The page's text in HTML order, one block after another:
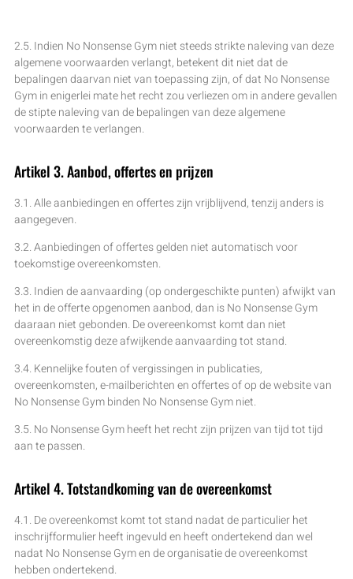
2.5. Indien No Nonsense Gym niet steeds strikte naleving van deze
algemene voorwaarden verlangt, betekent dit niet dat de
bepalingen daarvan niet van toepassing zijn, of dat No Nonsense
Gym in enigerlei mate het recht zou verliezen om in andere gevallen
de stipte naleving van de bepalingen van deze algemene
voorwaarden te verlangen.
Artikel 3. Aanbod, offertes en prijzen
3.1. Alle aanbiedingen en offertes zijn vrijblijvend, tenzij anders is
aangegeven.
3.2. Aanbiedingen of offertes gelden niet automatisch voor
toekomstige overeenkomsten.
3.3. Indien de aanvaarding (op ondergeschikte punten) afwijkt van
het in de offerte opgenomen aanbod, dan is No Nonsense Gym
daaraan niet gebonden. De overeenkomst komt dan niet
overeenkomstig deze afwijkende aanvaarding tot stand.
3.4. Kennelijke fouten of vergissingen in publicaties,
overeenkomsten, e-mailberichten en offertes of op de website van
No Nonsense Gym binden No Nonsense Gym niet.
3.5. No Nonsense Gym heeft het recht zijn prijzen van tijd tot tijd
aan te passen.
Artikel 4. Totstandkoming van de overeenkomst
4.1. De overeenkomst komt tot stand nadat de particulier het
inschrijfformulier heeft ingevuld en heeft ondertekend dan wel
nadat No Nonsense Gym en de organisatie de overeenkomst
hebben ondertekend.